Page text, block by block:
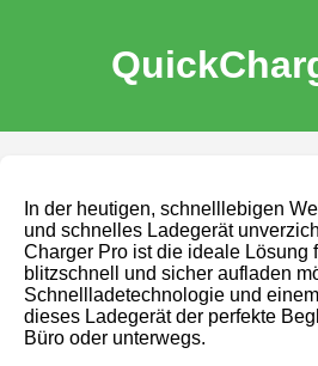
In der heutigen, schnelllebigen
und schnelles Ladegerät
Charger Pro ist die ideale Lösung
blitzschnell und sicher aufladen
Schnellladetechnologie und
dieses Ladegerät der perfekte
Büro oder unterwegs.